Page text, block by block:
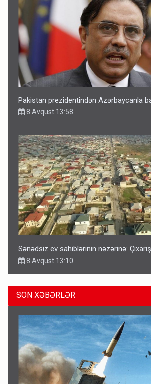
Pakistan prezidentindən Azərbaycanla
8 Avqust 13:58
Sənədsiz ev sahiblərinin nəzərinə:
8 Avqust 13:10
SON XƏBƏRLƏR